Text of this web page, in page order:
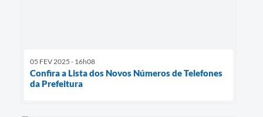
05 FEV 2025 - 16h08
Confira a Lista dos Novos Números de Telefones
da Prefeitura